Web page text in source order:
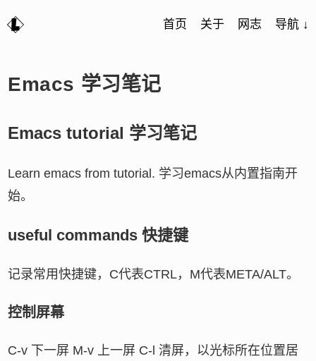
首页 关于 网志 导航 ↓
Emacs 学习笔记
Emacs tutorial 学习笔记
Learn emacs from tutorial. 学习emacs从内置指南开
始。
useful commands 快捷键
记录常用快捷键，C代表CTRL，M代表META/ALT。
控制屏幕
C-v 下一屏 M-v 上一屏 C-l 清屏，以光标所在位置居